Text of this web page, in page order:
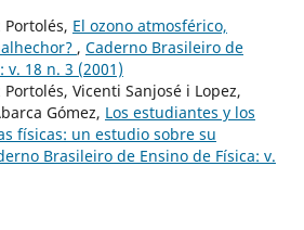
Portolés, El ozono atmosférico,
, Caderno Brasileiro de
v. 18 n. 3 (2001)
Portolés, Vicenti Sanjosé i Lopez,
Gómez, Los estudiantes y los
físicas: un estudio sobre su
Brasileiro de Ensino de Física: v.